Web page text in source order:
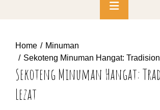
Primary
Menu
Home
Minuman
Sekoteng Minuman Hangat:
Sekoteng Minuman Hangat:
Lezat